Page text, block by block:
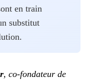
en train
substitut
, co-fondateur de